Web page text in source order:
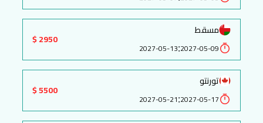
مسقط
2027-05-09
:
2027-05-13
2950 $
تورنتو
2027-05-17
:
2027-05-21
5500 $